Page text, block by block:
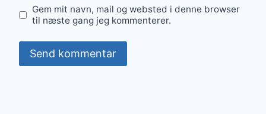
Gem mit navn, mail og websted i denne browser
til næste gang jeg kommenterer.